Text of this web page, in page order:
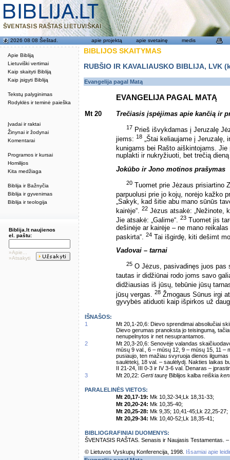
Apie Bibliją
Lietuviški vertimai
Kaip skaityti Bibliją
Kaip įsigyti Bibliją
Tekstų palyginimas
Rodyklės ir teminė paieška
Įvadai ir raktai
Žinynai ir žodynai
Komentarai
Programos ir kursai
Homilijos
Kita medžiaga
Biblija ir Bažnyčia
Biblija ir gyvenimas
Biblija ir teologija
2026 08 08 Šeštad. apie projektą apie svetainę medis
Biblija.lt naujienos
el. paštu:
»Apie...
»Atsakyti
BIBLIJOS SKAITYMAS
RUBŠIO IR KAVALIAUSKO BIBLIJA,
Evangelija pagal Matą
EVANGELIJA PAGAL MATĄ
Mt 20 Trečiasis įspėjimas apie kančią ir
17 Prieš išvykdamas į Jeruzalę
jiems: 18 „Štai keliaujame į Jeruzalę,
kunigams bei Rašto aiškintojams.
nuplakti ir nukryžiuoti, bet trečią
Jokūbo ir Jono motinos prašymas
20 Tuomet prie Jėzaus prisiartino
parpuolusi prie jo kojų, norėjo kažko
„Sakyk, kad šitie abu mano sūnūs
kairėje“. 22 Jėzus atsakė: „Nežinote,
Jie atsakė: „Galime“. 23 Tuomet jis
dešinėje ar kairėje – ne mano
paskirta“. 24 Tai išgirdę, kiti dešimt
Vadovai – tarnai
25 O Jėzus, pasivadinęs juos pas
tautas ir didžiūnai rodo joms savo
didžiausias iš jūsų, tebūnie jūsų
jūsų vergas. 28 Žmogaus Sūnus irgi
gyvybės atiduoti kaip išpirkos už
IŠNAŠOS:
1
Mt 20,1-20,6: Dievo sprendimai absoliučiai
Dievo gerumas pranoksta jo teisingumą,
nenupelnytos ir net nesuprantamos.
2
Mt 20,3-20,6: Senovėje valandas
mūsų 9 val., 6 – mūsų 12, 9 – mūsų 15, 11 –
pusiaujo, ten mažiau svyruoja dienos
saulėtekį, 18 val. – saulėlydį. Nakties laikas
II 21-24, III 0-3 ir IV 3-6 val. Denaras –
3
Mt 20,22: Gerti taurę Biblijos kalba reiškia
PARALELINĖS VIETOS:
Mt 20,17-19: Mk 10,32-34;Lk 18,31-33;
Mt 20,20-24: Mk 10,35-40;
Mt 20,25-28: Mk 9,35; 10,41-45;Lk 22,25-27;
Mt 20,29-34: Mk 10,40-52;Lk 18,35-41;
BIBLIOGRAFINIAI DUOMENYS:
ŠVENTASIS RAŠTAS. Senasis ir Naujasis Testamentas.
© Lietuvos Vyskupų Konferencija, 1998.
Išsamiai apie